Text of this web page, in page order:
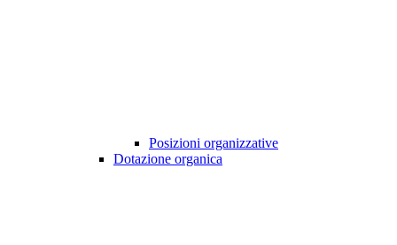
Posizioni organizzative
Dotazione organica